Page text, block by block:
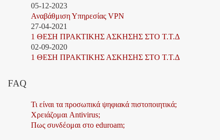
05-12-2023
Αναβάθμιση Υπηρεσίας VPN
27-04-2021
1 ΘΕΣΗ ΠΡΑΚΤΙΚΗΣ ΑΣΚΗΣΗΣ ΣΤΟ Τ.Τ.Δ
02-09-2020
1 ΘΕΣΗ ΠΡΑΚΤΙΚΗΣ ΑΣΚΗΣΗΣ ΣΤΟ Τ.Τ.Δ
FAQ
Τι είναι τα προσωπικά ψηφιακά πιστοποιητικά;
Χρειάζομαι Antivirus;
Πως συνδέομαι στο eduroam;